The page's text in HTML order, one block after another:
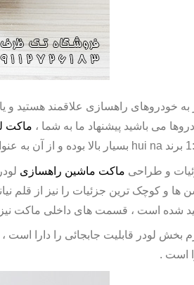
به خودروهای راهسازی علاقمند هستید
می باشید پیشنهاد ما به شما ، ماکت
hui na بسیار بالا بوده و از آن به
و طراحی ماکت ماشین راهسازی
ها و کوچک ترین جزئیات را نیز از قلم
شده است ، قسمت های داخلی ماکت
بخش لودر قابلیت جابجائی را دارا
است .